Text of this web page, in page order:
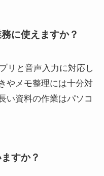
に使えますか？
リと音声入力に対応し
やメモ整理には十分対
い資料の作業はパソコ
すか？